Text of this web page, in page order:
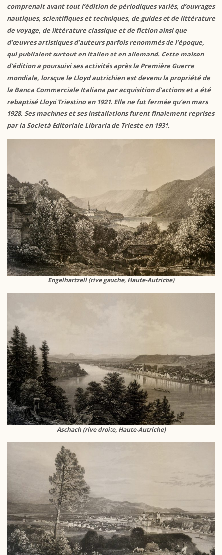
comprenait avant tout l’édition de périodiques variés, d’ouvrages
nautiques, scientifiques et techniques, de guides et de littérature
de voyage, de littérature classique et de fiction ainsi que
d’œuvres artistiques d’auteurs parfois renommés de l’époque,
qui publiaient surtout en italien et en allemand. Cette maison
d’édition a poursuivi ses activités après la Première Guerre
mondiale, lorsque le Lloyd autrichien est devenu la propriété de
la Banca Commerciale Italiana par acquisition d’actions et a été
rebaptisé Lloyd Triestino en 1921. Elle ne fut fermée qu’en mars
1928. Ses machines et ses installations furent finalement reprises
par la Società Editoriale Libraria de Trieste en 1931.
Engelhartzell (rive gauche, Haute-Autriche)
Aschach (rive droite, Haute-Autriche)